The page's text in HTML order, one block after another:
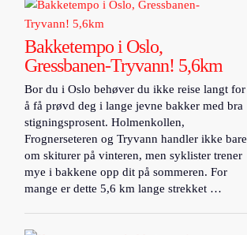
Bakketempo i Oslo,
Gressbanen-Tryvann! 5,6km
Bor du i Oslo behøver du ikke reise langt for
å få prøvd deg i lange jevne bakker med bra
stigningsprosent. Holmenkollen,
Frognerseteren og Tryvann handler ikke bare
om skiturer på vinteren, men syklister trener
mye i bakkene opp dit på sommeren. For
mange er dette 5,6 km lange strekket …